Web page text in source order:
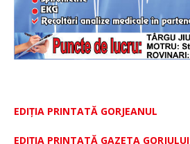
EDIȚIA PRINTATĂ GORJEANUL
EDIŢIA PRINTATĂ GAZETA GORJULUI